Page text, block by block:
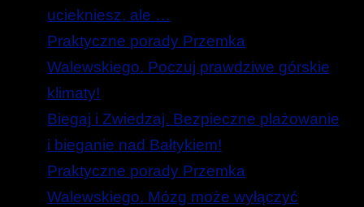
uciekniesz, ale …
Praktyczne porady Przemka
Walewskiego. Poczuj prawdziwe górskie
klimaty!
Biegaj i Zwiedzaj. Bezpieczne plażowanie
i bieganie nad Bałtykiem!
Praktyczne porady Przemka
Walewskiego. Mózg może wyłączyć